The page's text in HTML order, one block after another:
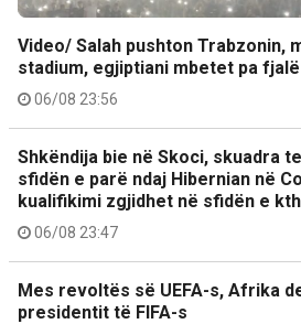
Video/ Salah pushton Trabzonin,
stadium, egjiptiani mbetet pa fjalë
06/08 23:56
Shkëndija bie në Skoci, skuadra
sfidën e parë ndaj Hibernian në
kualifikimi zgjidhet në sfidën e
06/08 23:47
Mes revoltës së UEFA-s, Afrika
presidentit të FIFA-s